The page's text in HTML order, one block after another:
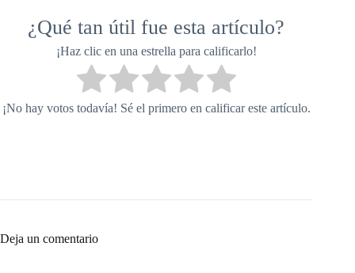
¿Qué tan útil fue esta artículo?
¡Haz clic en una estrella para calificarlo!
¡No hay votos todavía! Sé el primero en calificar este artículo.
Deja un comentario